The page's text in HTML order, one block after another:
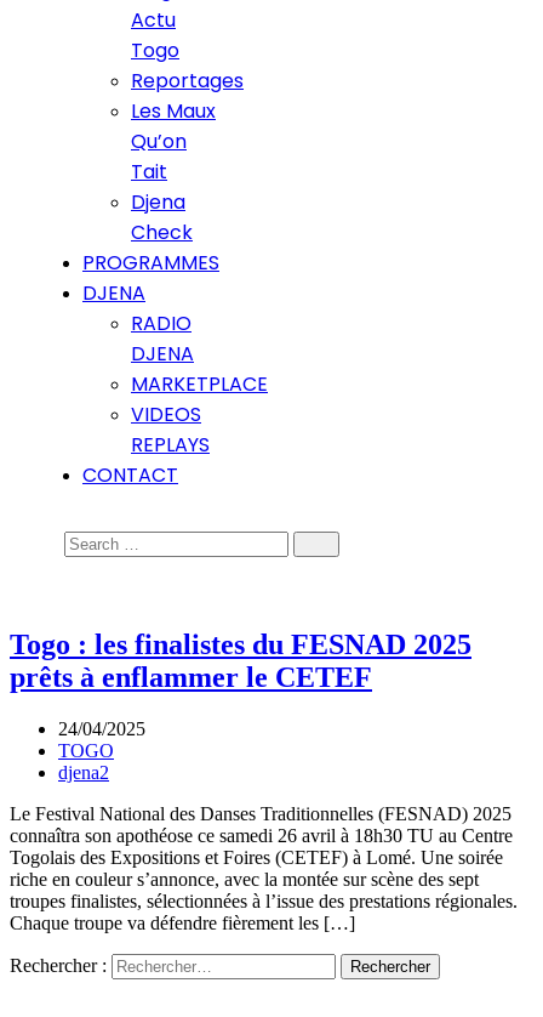
Actu
Togo
Reportages
Les Maux
Qu’on
Tait
Djena
Check
PROGRAMMES
DJENA
RADIO
DJENA
MARKETPLACE
VIDEOS
REPLAYS
CONTACT
Togo : les finalistes du FESNAD 2025
prêts à enflammer le CETEF
24/04/2025
TOGO
djena2
Le Festival National des Danses Traditionnelles (FESNAD) 2025
connaîtra son apothéose ce samedi 26 avril à 18h30 TU au Centre
Togolais des Expositions et Foires (CETEF) à Lomé. Une soirée
riche en couleur s’annonce, avec la montée sur scène des sept
troupes finalistes, sélectionnées à l’issue des prestations régionales.
Chaque troupe va défendre fièrement les […]
Rechercher :